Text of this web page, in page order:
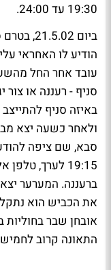
19:30 עד 24:00.
ביום
הודיע לו האחראי
סניף - רעננה או
באיזה סניף
ולאחר כשעה יצא
סבא, שם ציפה
19:15 לערך,
ברעננה. המערער
את הכביש הוא נתקל
אובחן שבר
התאונה קרוב